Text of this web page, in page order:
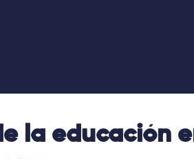
la educación